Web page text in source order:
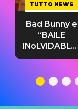
TUTTO NEWS
Bad Bunny e
“BAILE
INoLVIDABLE”:
testo,
significato